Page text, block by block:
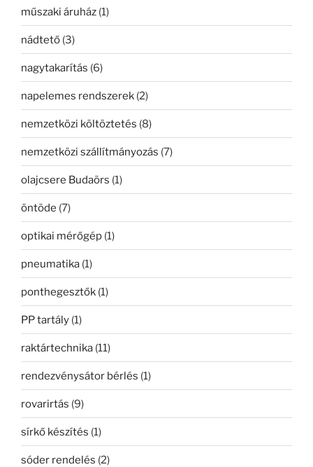
műszaki áruház (1)
nádtető (3)
nagytakarítás (6)
napelemes rendszerek (2)
nemzetközi költöztetés (8)
nemzetközi szállítmányozás (7)
olajcsere Budaörs (1)
öntöde (7)
optikai mérőgép (1)
pneumatika (1)
ponthegesztők (1)
PP tartály (1)
raktártechnika (11)
rendezvénysátor bérlés (1)
rovarirtás (9)
sírkő készítés (1)
sóder rendelés (2)